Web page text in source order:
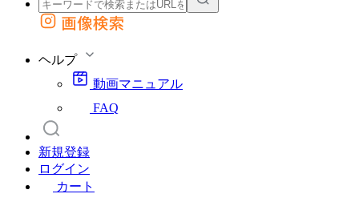
外部サイトの商品をカートに追加
画像検索
ヘルプ
動画マニュアル
FAQ
新規登録
ログイン
カート